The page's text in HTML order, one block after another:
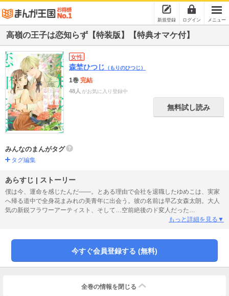
新規登録 ログイン メニュー
高嶺の王子は恋知らず【特装版】【特典オマケ付】
女性
森埜ひつじ （もりのひつじ）
1巻 完結
48人 がお気に入り登録中
無料試し読み
みんなのまんがタグ
タグ編集
あらすじ | ストーリー
僕は今、運命を感じたんだ――。とある理由で会社を退職したゆめこは、実家
へ帰る道中で全身花まみれの美青年に出会う。彼の名前は早乙女森太朗。大人
気の新鋭フラワーアーティスト、そして…空前絶後のド変人だった
――…！！ 「僕の顔が花のように美しいから…」「スズネ（花）ちゃんに虫
それとも…。美形ワンコ男子に翻弄される、ハイテンションラブコメディー！
※こちらは『高嶺の王子は恋知らず』の全7話を収録した特装版です。
もっと詳細を見る▼
今すぐ会員登録する (無料)
全巻の情報を 閉じる